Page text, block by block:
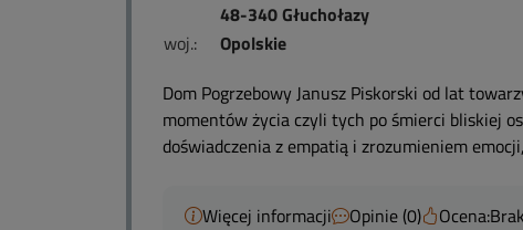
48-340 Głuchołazy
woj.:
Opolskie
Dom Pogrzebowy Janusz Piskorski od lat
momentów życia czyli tych po śmierci bliskiej
doświadczenia z empatią i zrozumieniem
Więcej informacji Opinie (0) Ocena:Brak